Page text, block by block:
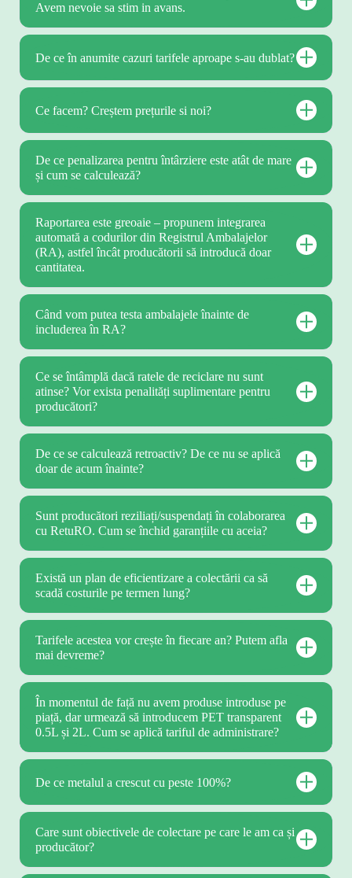
Avem nevoie sa stim in avans.
De ce în anumite cazuri tarifele aproape s-au dublat?
Ce facem? Creștem prețurile si noi?
De ce penalizarea pentru întârziere este atât de mare
și cum se calculează?
Raportarea este greoaie – propunem integrarea
automată a codurilor din Registrul Ambalajelor
(RA), astfel încât producătorii să introducă doar
cantitatea.
Când vom putea testa ambalajele înainte de
includerea în RA?
Ce se întâmplă dacă ratele de reciclare nu sunt
atinse? Vor exista penalități suplimentare pentru
producători?
De ce se calculează retroactiv? De ce nu se aplică
doar de acum înainte?
Sunt producători reziliați/suspendați în colaborarea
cu RetuRO. Cum se închid garanțiile cu aceia?
Există un plan de eficientizare a colectării ca să
scadă costurile pe termen lung?
Tarifele acestea vor crește în fiecare an? Putem afla
mai devreme?
În momentul de față nu avem produse introduse pe
piață, dar urmează să introducem PET transparent
0.5L și 2L. Cum se aplică tariful de administrare?
De ce metalul a crescut cu peste 100%?
Care sunt obiectivele de colectare pe care le am ca și
producător?